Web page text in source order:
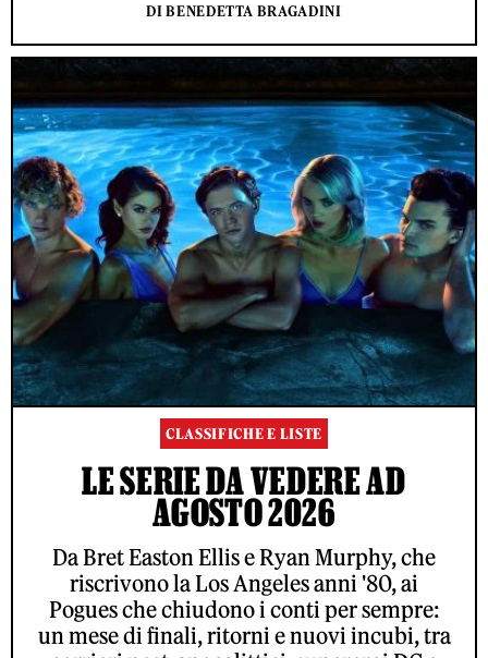
DI BENEDETTA BRAGADINI
CLASSIFICHE E LISTE
LE SERIE DA VEDERE AD
AGOSTO 2026
Da Bret Easton Ellis e Ryan Murphy, che
riscrivono la Los Angeles anni '80, ai
Pogues che chiudono i conti per sempre:
un mese di finali, ritorni e nuovi incubi, tra